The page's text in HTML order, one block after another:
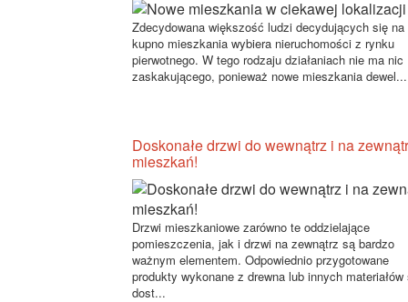
Zdecydowana większość ludzi decydujących się na
kupno mieszkania wybiera nieruchomości z rynku
pierwotnego. W tego rodzaju działaniach nie ma nic
zaskakującego, ponieważ nowe mieszkania dewel...
Doskonałe drzwi do wewnątrz i na
mieszkań!
Drzwi mieszkaniowe zarówno te oddzielające
pomieszczenia, jak i drzwi na zewnątrz są bardzo
ważnym elementem. Odpowiednio przygotowane
produkty wykonane z drewna lub innych materiałów
dost...